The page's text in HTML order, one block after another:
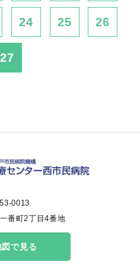
24 25 26
27
0013
番町2丁目4番地
図で見る